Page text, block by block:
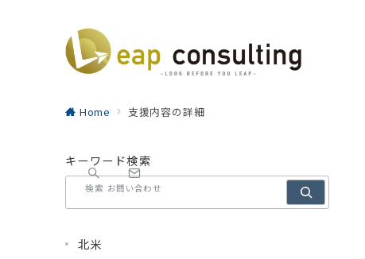
検索 お問い合わせ
Home 支援内容の詳細
キーワード検索
北米